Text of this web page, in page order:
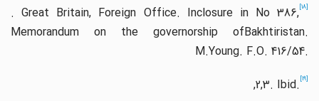
. Great Britain, Foreign Office. Inclosure in No 386,
Memorandum on the governorship ofBakhtiristan.
M.Young. F.O. 416/54.
,2,3. Ibid.